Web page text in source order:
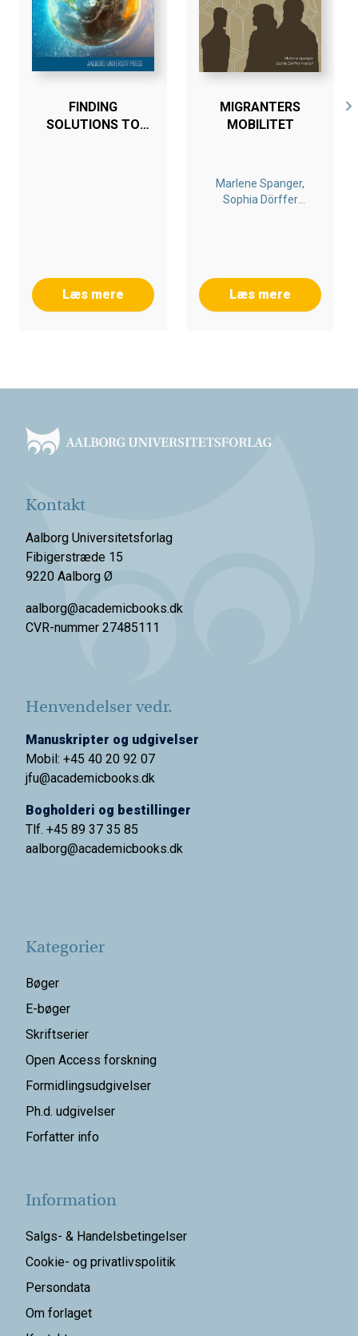
Bogen er en del af tilbuddet
Køb 3 Bøger - Betal For 2
FINDING
SOLUTIONS TO
Læs mere
MIGRANTERS
MOBILITET
Marlene Spanger,
Sophia Dörffer
Læs mere
Kontakt
Aalborg Universitetsforlag
Fibigerstræde 15
9220 Aalborg Ø
aalborg@academicbooks.dk
CVR-nummer 27485111
Henvendelser vedr.
Manuskripter og udgivelser
Mobil: +45 40 20 92 07
jfu@academicbooks.dk
Bogholderi og bestillinger
Tlf. +45 89 37 35 85
aalborg@academicbooks.dk
Kategorier
Bøger
E-bøger
Skriftserier
Open Access forskning
Formidlingsudgivelser
Ph.d. udgivelser
Forfatter info
Information
Salgs- & Handelsbetingelser
Cookie- og privatlivspolitik
Persondata
Om forlaget